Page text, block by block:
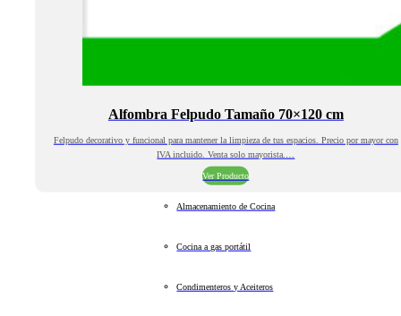
Alfombra Felpudo Tamaño 70×120 cm
Felpudo decorativo y funcional para mantener la limpieza de tus espacios. Precio por mayor con
IVA incluido. Venta solo mayorista.…
Ver Producto
Almacenamiento de Cocina
Cocina a gas portátil
Condimenteros y Aceiteros